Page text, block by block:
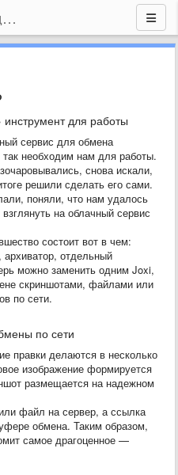
Joxi - сообщество поддержки
для работы
сервис для обмена
необходим нам для работы.
снова искали,
решили сделать его сами.
поняли, что нам удалось
на облачный сервис
состоит вот в чем:
архиватор, отдельный
можно заменить одним Joxi,
скриншотами, файлами или
по сети.
по сети
правки делаются в несколько
изображение формируется
размещается на надежном
файл на сервер, а ссылка
обмена. Таким образом,
самое драгоценное —